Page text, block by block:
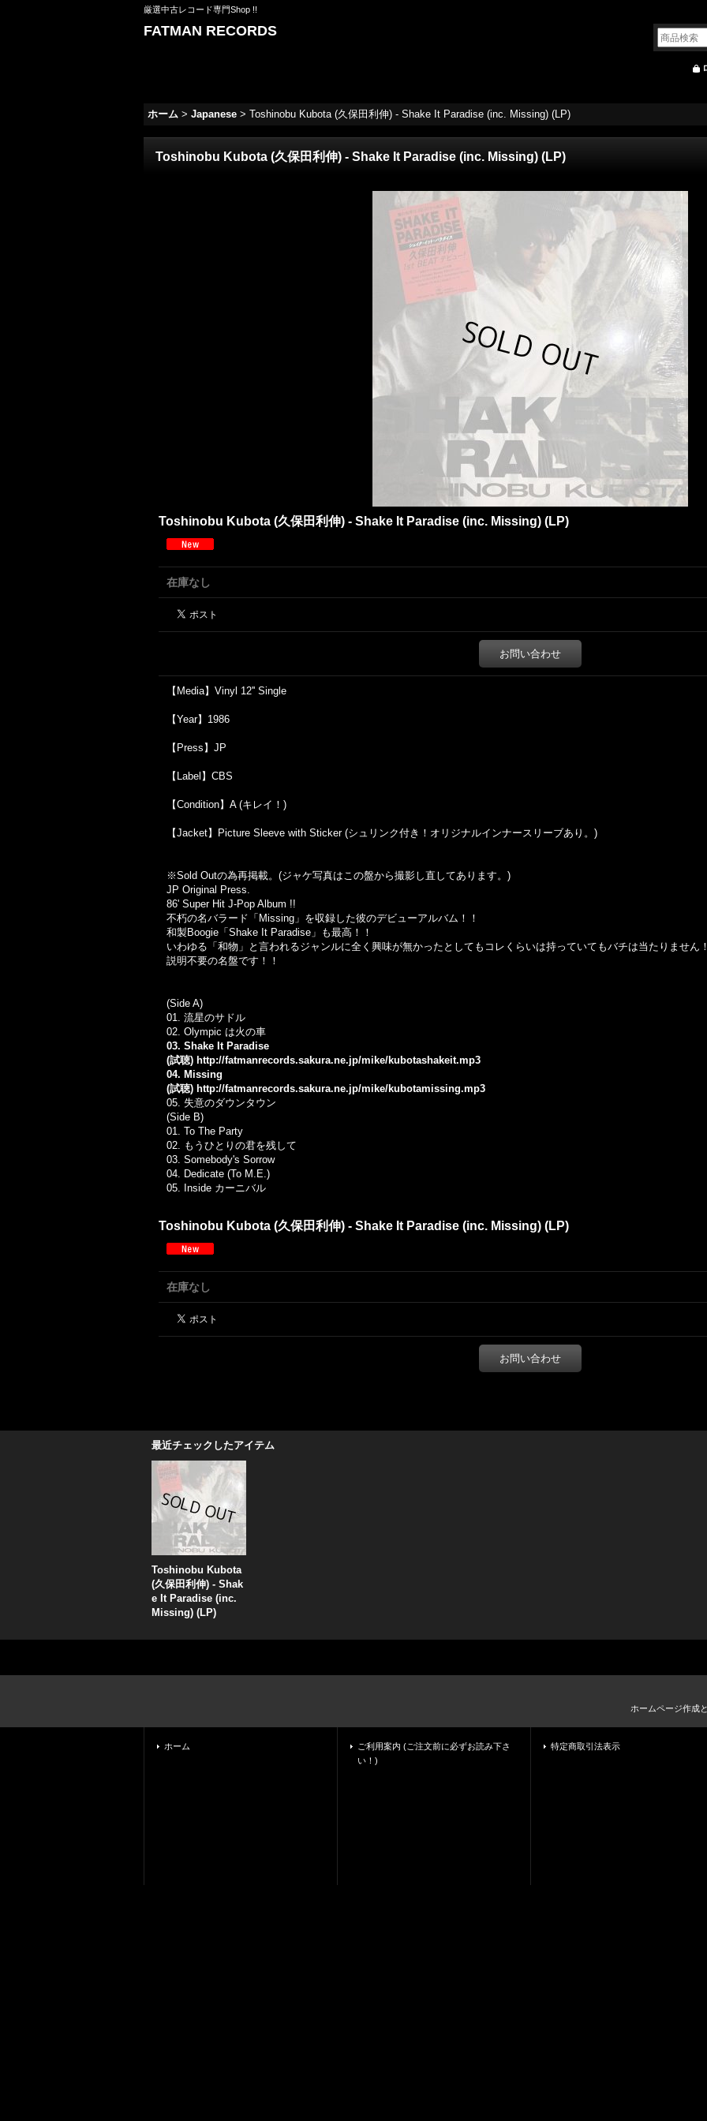
厳選中古レコード専門Shop !!
FATMAN RECORDS
ホーム > Japanese > Toshinobu Kubota (久保田利伸) - Shake It Paradise (inc. Missing) (LP)
Toshinobu Kubota (久保田利伸) - Shake It Paradise (inc. Missing) (LP)
Toshinobu Kubota (久保田利伸) - Shake It Paradise (inc. Missing) (LP)
在庫なし
お問い合わせ
【Media】Vinyl 12'' Single
【Year】1986
【Press】JP
【Label】CBS
【Condition】A (キレイ！)
【Jacket】Picture Sleeve with Sticker (シュリンク付き！オリジナルインナースリーブあり。)
※Sold Outの為再掲載。 (ジャケ写真はこの盤から撮影し直してあります。 )
JP Original Press.
86' Super Hit J-Pop Album !!
不朽の名バラード「Missing」を収録した彼のデビューアルバム！！
和製Boogie「Shake It Paradise」も最高！！
いわゆる「和物」と言われるジャンルに全く興味が無かったとしてもコレくらいは持っていてもバチは当たりません
説明不要の名盤です！！
(Side A)
01. 流星のサドル
02. Olympic は火の車
03. Shake It Paradise
(試聴) http://fatmanrecords.sakura.ne.jp/mike/kubotashakeit.mp3
04. Missing
(試聴) http://fatmanrecords.sakura.ne.jp/mike/kubotamissing.mp3
05. 失意のダウンタウン
(Side B)
01. To The Party
02. もうひとりの君を残して
03. Somebody's Sorrow
04. Dedicate (To M.E.)
05. Inside カーニバル
Toshinobu Kubota (久保田利伸) - Shake It Paradise (inc. Missing) (LP)
在庫なし
お問い合わせ
最近チェックしたアイテム
Toshinobu Kubota
(久保田利伸) - Shak
e It Paradise (inc.
Missing) (LP)
ホームページ作成
ホーム
ご利用案内 (ご注文前に必ずお読み下さ
い！)
特定商取引法表示